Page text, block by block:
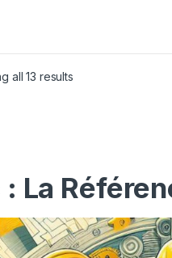
all 13 results
La